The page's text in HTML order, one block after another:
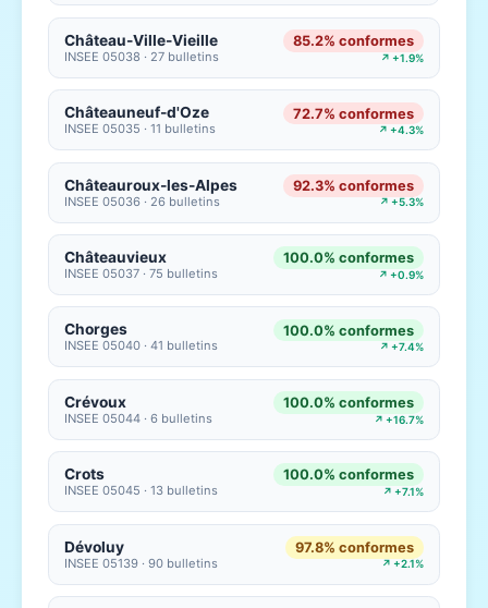
Château-Ville-Vieille
INSEE 05038 · 27 bulletins
85.2% conformes
↗ +1.9%
Châteauneuf-d'Oze
INSEE 05035 · 11 bulletins
72.7% conformes
↗ +4.3%
Châteauroux-les-Alpes
INSEE 05036 · 26 bulletins
92.3% conformes
↗ +5.3%
Châteauvieux
INSEE 05037 · 75 bulletins
100.0% conformes
↗ +0.9%
Chorges
INSEE 05040 · 41 bulletins
100.0% conformes
↗ +7.4%
Crévoux
INSEE 05044 · 6 bulletins
100.0% conformes
↗ +16.7%
Crots
INSEE 05045 · 13 bulletins
100.0% conformes
↗ +7.1%
Dévoluy
INSEE 05139 · 90 bulletins
97.8% conformes
↗ +2.1%